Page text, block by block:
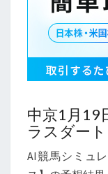
中京1月19
ラスダー
AI競馬シミュ